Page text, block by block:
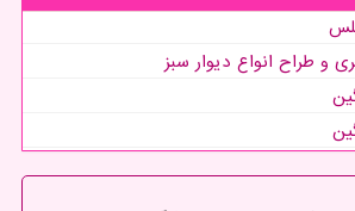
و طراح انواع دیوار سبز